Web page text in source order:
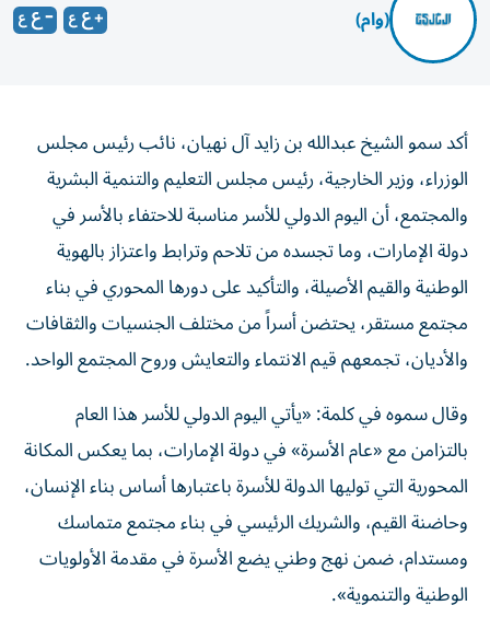
(وام)
أكد سمو الشيخ عبدالله بن زايد آل نهيان، نائب رئيس مجلس
الوزراء، وزير الخارجية، رئيس مجلس التعليم والتنمية البشرية
والمجتمع، أن اليوم الدولي للأسر مناسبة للاحتفاء بالأسر في
دولة الإمارات، وما تجسده من تلاحم وترابط واعتزاز بالهوية
الوطنية والقيم الأصيلة، والتأكيد على دورها المحوري في بناء
مجتمع مستقر، يحتضن أسراً من مختلف الجنسيات والثقافات
والأديان، تجمعهم قيم الانتماء والتعايش وروح المجتمع الواحد.
وقال سموه في كلمة: «يأتي اليوم الدولي للأسر هذا العام
بالتزامن مع «عام الأسرة» في دولة الإمارات، بما يعكس المكانة
المحورية التي توليها الدولة للأسرة باعتبارها أساس بناء الإنسان،
وحاضنة القيم، والشريك الرئيسي في بناء مجتمع متماسك
ومستدام، ضمن نهج وطني يضع الأسرة في مقدمة الأولويات
الوطنية والتنموية».